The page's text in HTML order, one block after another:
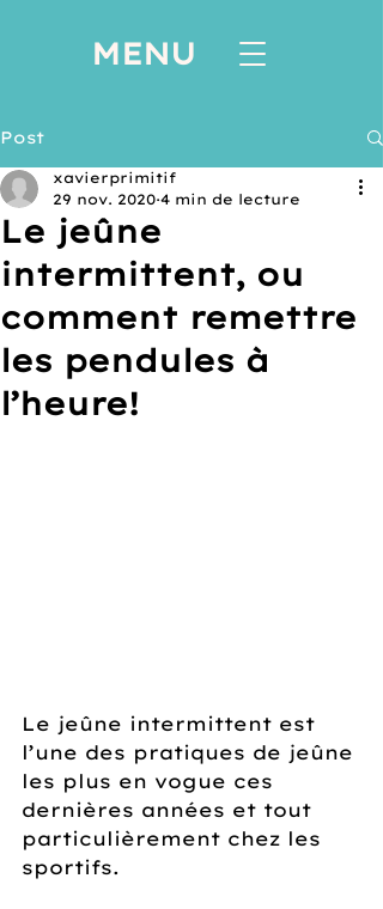
MENU
Post
Le jeûne
intermittent, ou
comment remettre
les pendules à
l’heure!
xavierprimitif
29 nov. 2020 4 min de lecture
Le jeûne intermittent est
l’une des pratiques de jeûne
les plus en vogue ces
dernières années et tout
particulièrement chez les
sportifs.